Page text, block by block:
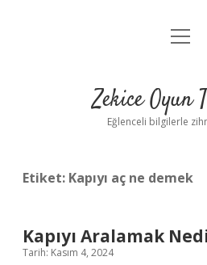
Anasayfa
Yasal
Zekice Oyun
Eğlenceli bilgilerle
Etiket: Kapıyı aç ne demek
Kapıyı Aralamak
Tarih: Kasım 4, 2024